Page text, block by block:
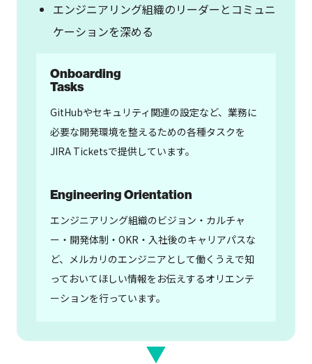
エンジニアリング組織のリーダーとコミュニ
ケーションを深める
Onboarding
Tasks
GitHubやセキュリティ関連の設定など、業務に
必要な開発環境を整えるための各種タスクを
JIRA Ticketsで提供しています。
Engineering Orientation
エンジニアリング組織のビジョン・カルチャ
ー・開発体制・OKR・入社後のキャリアパスな
ど、メルカリのエンジニアとして働くうえで知
っておいてほしい情報をお伝えするオリエンテ
ーションを行っています。